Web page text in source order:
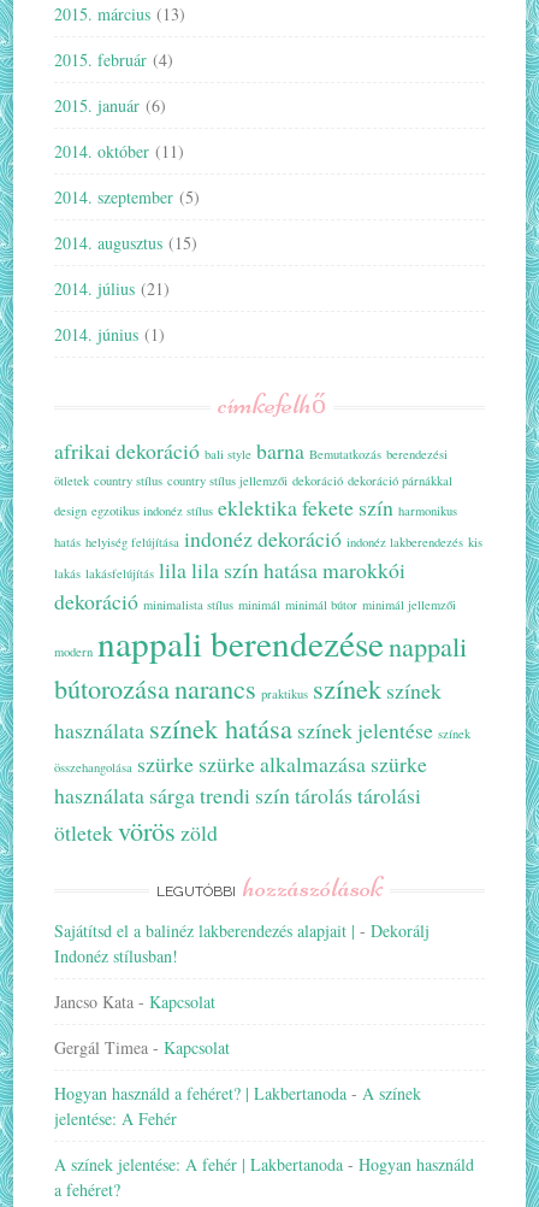
2015. március (13)
2015. február (4)
2015. január (6)
2014. október (11)
2014. szeptember (5)
2014. augusztus (15)
2014. július (21)
2014. június (1)
címkefelhő
afrikai dekoráció bali style barna Bemutatkozás berendezési
ötletek country stílus country stílus jellemzői dekoráció dekoráció párnákkal
design egzotikus indonéz stílus eklektikafekete szín harmonikus
hatás helyiség felújítása indonéz dekoráció indonéz lakberendezés kis
lakás lakásfelújítás lilalila szín hatásamarokkói
dekoráció minimalista stílus minimál minimál bútor minimál jellemzői
modern nappali berendezésenappali
bútorozásanarancs praktikus színek színek
használata színek hatása színek jelentése színek
összehangolása szürke szürke alkalmazása szürke
használata sárgatrendi színtárolás tárolási
ötletekvörös zöld
LEGUTÓBBI hozzászólások
Sajátítsd el a balinéz lakberendezés alapjait | -Dekorálj
Indonéz stílusban!
Jancso Kata -Kapcsolat
Gergál Timea -Kapcsolat
Hogyan használd a fehéret? | Lakbertanoda -A színek
jelentése: A Fehér
A színek jelentése: A fehér | Lakbertanoda -Hogyan használd
a fehéret?